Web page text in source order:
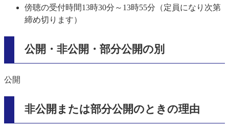
傍聴の受付時間13時30分～13時55分（定員になり次第
締め切ります）
公開・非公開・部分公開の別
公開
非公開または部分公開のときの理由